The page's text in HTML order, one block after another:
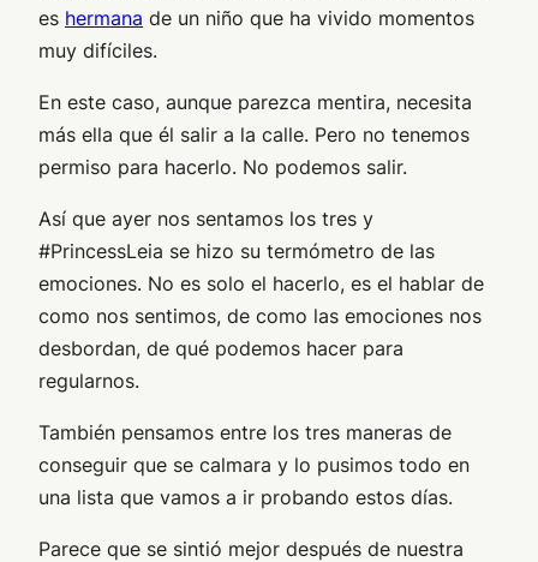
es hermana de un niño que ha vivido momentos
muy difíciles.
En este caso, aunque parezca mentira, necesita
más ella que él salir a la calle. Pero no tenemos
permiso para hacerlo. No podemos salir.
Así que ayer nos sentamos los tres y
#PrincessLeia se hizo su termómetro de las
emociones. No es solo el hacerlo, es el hablar de
como nos sentimos, de como las emociones nos
desbordan, de qué podemos hacer para
regularnos.
También pensamos entre los tres maneras de
conseguir que se calmara y lo pusimos todo en
una lista que vamos a ir probando estos días.
Parece que se sintió mejor después de nuestra